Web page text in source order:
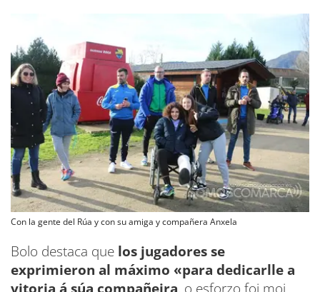
Con la gente del Rúa y con su amiga y compañera Anxela
Bolo destaca que los jugadores se
exprimieron al máximo «para dedicarlle a